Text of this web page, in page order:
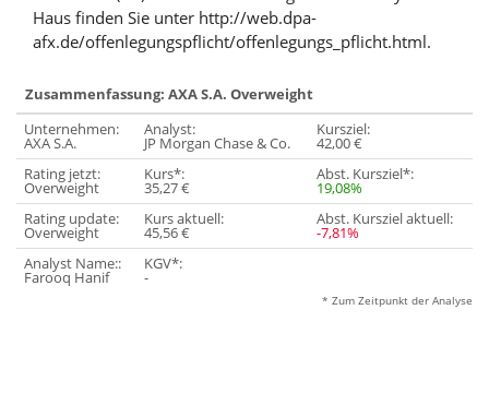
Haus finden Sie unter http://web.dpa-
afx.de/offenlegungspflicht/offenlegungs_pflicht.html.
Zusammenfassung: AXA S.A. Overweight
Unternehmen:
AXA S.A.
Analyst:
JP Morgan Chase & Co.
Kursziel:
42,00 €
Rating jetzt:
Overweight
Kurs*:
35,27 €
Abst. Kursziel*:
19,08%
Rating update:
Overweight
Kurs aktuell:
45,56 €
Abst. Kursziel aktuell:
-7,81%
Analyst Name::
Farooq Hanif
KGV*:
-
* Zum Zeitpunkt der Analyse